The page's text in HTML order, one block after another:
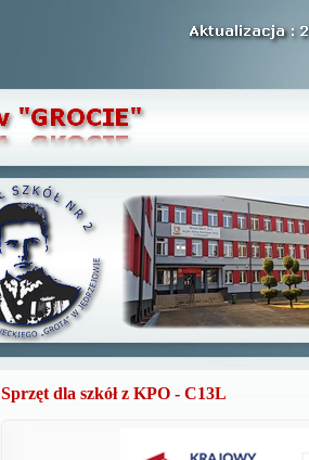
Sprzęt dla szkół z KPO - C13L